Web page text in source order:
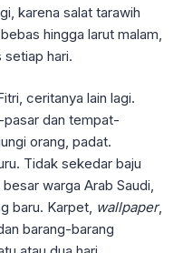
karena salat tarawih
hingga larut malam,
setiap hari.
ceritanya lain lagi.
pasar dan tempat-
orang, padat.
Tidak sekedar baju
warga Arab Saudi,
baru. Karpet, wallpaper,
barang-barang